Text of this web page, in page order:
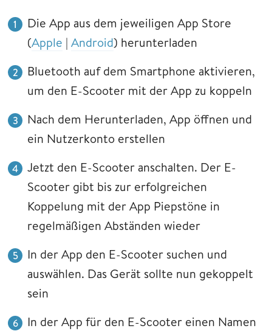
Die App aus dem jeweiligen App Store
(Apple | Android) herunterladen
Bluetooth auf dem Smartphone aktivieren,
um den E-Scooter mit der App zu koppeln
Nach dem Herunterladen, App öffnen und
ein Nutzerkonto erstellen
Jetzt den E-Scooter anschalten. Der E-
Scooter gibt bis zur erfolgreichen
Koppelung mit der App Piepstöne in
regelmäßigen Abständen wieder
In der App den E-Scooter suchen und
auswählen. Das Gerät sollte nun gekoppelt
sein
In der App für den E-Scooter einen Namen